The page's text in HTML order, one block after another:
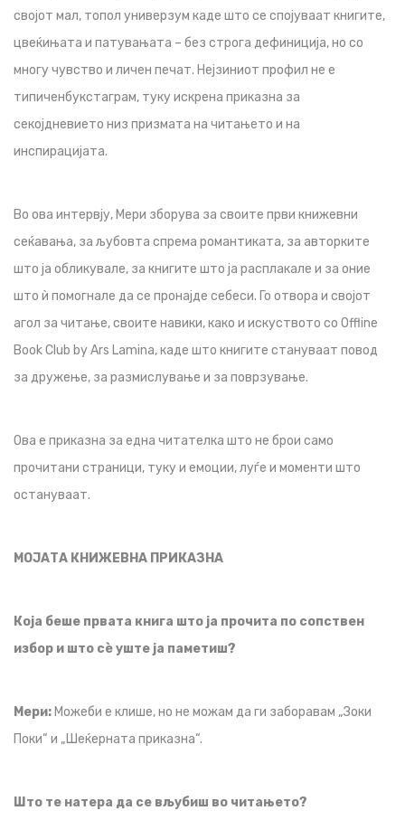
својот мал, топол универзум каде што се спојуваат книгите,
цвеќињата и патувањата – без строга дефиниција, но со
многу чувство и личен печат. Нејзиниот профил не е
типиченбукстаграм, туку искрена приказна за
секојдневието низ призмата на читањето и на
инспирацијата.
Во ова интервју, Мери зборува за своите први книжевни
сеќавања, за љубовта спрема романтиката, за авторките
што ја обликувале, за книгите што ја расплакале и за оние
што ѝ помогнале да се пронајде себеси. Го отвора и својот
агол за читање, своите навики, како и искуството со Offline
Book Club by Ars Lamina, каде што книгите стануваат повод
за дружење, за размислување и за поврзување.
Ова е приказна за една читателка што не брои само
прочитани страници, туку и емоции, луѓе и моменти што
остануваат.
МОЈАТА КНИЖЕВНА ПРИКАЗНА
Која беше првата книга што ја прочита по сопствен
избор и што сè уште ја паметиш?
Мери: Можеби е клише, но не можам да ги заборавам „Зоки
Поки“ и „Шеќерната приказна“.
Што те натера да се вљубиш во читањето?